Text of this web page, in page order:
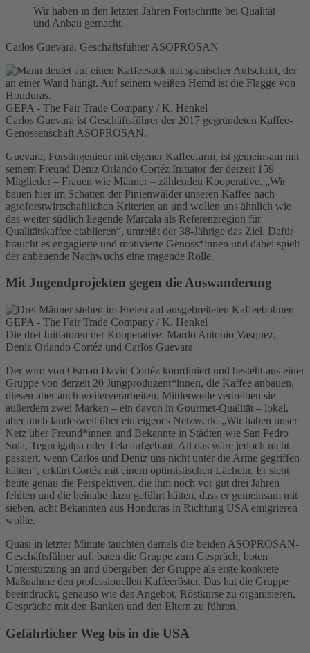
Wir haben in den letzten Jahren Fortschritte bei Qualität
und Anbau gemacht.
Carlos Guevara, Geschäftsführer ASOPROSAN
GEPA - The Fair Trade Company / K. Henkel
Carlos Guevara ist Geschäftsführer der 2017 gegründeten Kaffee-
Genossenschaft ASOPROSAN.
Guevara, Forstingenieur mit eigener Kaffeefarm, ist gemeinsam mit
seinem Freund Deniz Orlando Cortéz Initiator der derzeit 159
Mitglieder – Frauen wie Männer – zählenden Kooperative. „Wir
bauen hier im Schatten der Pinienwälder unseren Kaffee nach
agroforstwirtschaftlichen Kriterien an und wollen uns ähnlich wie
das weiter südlich liegende Marcala als Referenzregion für
Qualitätskaffee etablieren“, umreißt der 38-Jährige das Ziel. Dafür
braucht es engagierte und motivierte Genoss*innen und dabei spielt
der anbauende Nachwuchs eine tragende Rolle.
Mit Jugendprojekten gegen die Auswanderung
GEPA - The Fair Trade Company / K. Henkel
Die drei Initiatoren der Kooperative: Mardo Antonio Vasquez,
Deniz Orlando Cortéz und Carlos Guevara
Der wird von Osman David Cortéz koordiniert und besteht aus einer
Gruppe von derzeit 20 Jungproduzent*innen, die Kaffee anbauen,
diesen aber auch weiterverarbeiten. Mittlerweile vertreiben sie
außerdem zwei Marken – ein davon in Gourmet-Qualität – lokal,
aber auch landesweit über ein eigenes Netzwerk. „Wir haben unser
Netz über Freund*innen und Bekannte in Städten wie San Pedro
Sula, Tegucigalpa oder Tela aufgebaut. All das wäre jedoch nicht
passiert, wenn Carlos und Deniz uns nicht unter die Arme gegriffen
hätten“, erklärt Cortéz mit einem optimistischen Lächeln. Er sieht
heute genau die Perspektiven, die ihm noch vor gut drei Jahren
fehlten und die beinahe dazu geführt hätten, dass er gemeinsam mit
sieben, acht Bekannten aus Honduras in Richtung USA emigrieren
wollte.
Quasi in letzter Minute tauchten damals die beiden ASOPROSAN-
Geschäftsführer auf, baten die Gruppe zum Gespräch, boten
Unterstützung an und übergaben der Gruppe als erste konkrete
Maßnahme den professionellen Kaffeeröster. Das hat die Gruppe
beeindruckt, genauso wie das Angebot, Röstkurse zu organisieren,
Gespräche mit den Banken und den Eltern zu führen.
Gefährlicher Weg bis in die USA